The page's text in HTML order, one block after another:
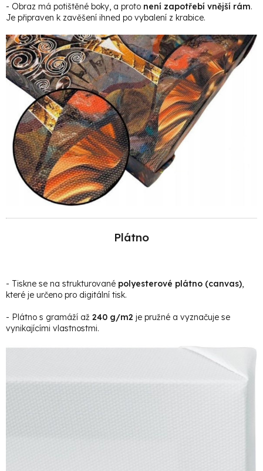
- Obraz má potištěné boky, a proto není zapotřebí vnější rám.
Je připraven k zavěšení ihned po vybalení z krabice.
Plátno
- Tiskne se na strukturované polyesterové plátno (canvas)
které je určeno pro digitální tisk.
- Plátno s gramáží až 240 g/m2 je pružné a vyznačuje se
vynikajícími vlastnostmi.